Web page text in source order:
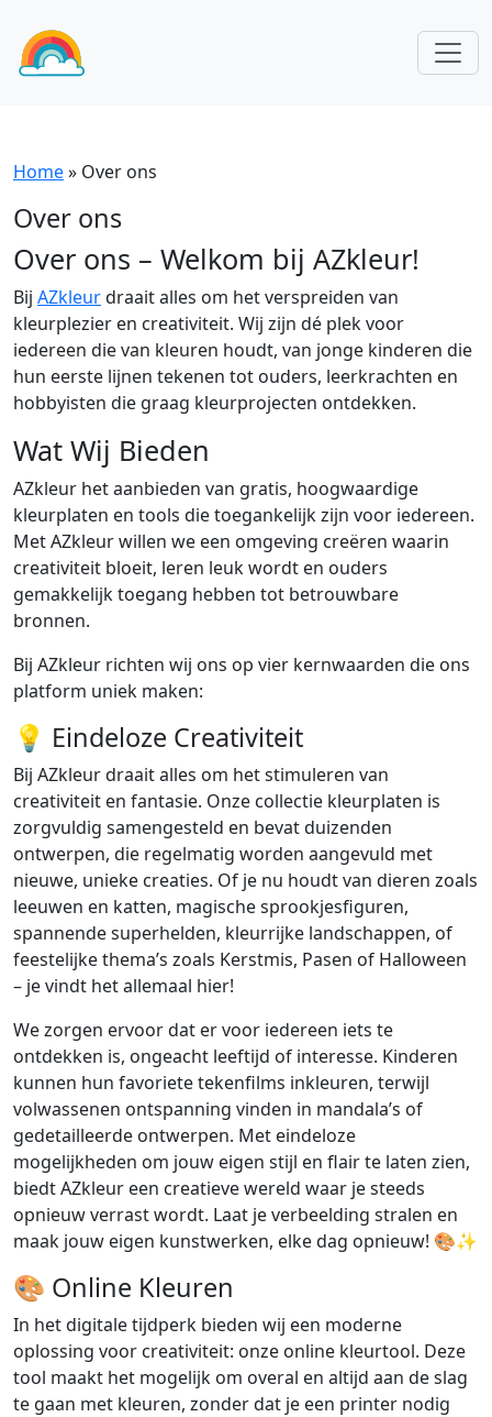
Home» Over ons
Over ons
Over ons – Welkom bij AZkleur!
Bij AZkleurdraait alles om het verspreiden van
kleurplezier en creativiteit. Wij zijn dé plek voor
iedereen die van kleuren houdt, van jonge kinderen die
hun eerste lijnen tekenen tot ouders, leerkrachten en
hobbyisten die graag kleurprojecten ontdekken.
Wat Wij Bieden
AZkleur het aanbieden van gratis, hoogwaardige
kleurplaten en tools die toegankelijk zijn voor iedereen.
Met AZkleur willen we een omgeving creëren waarin
creativiteit bloeit, leren leuk wordt en ouders
gemakkelijk toegang hebben tot betrouwbare
bronnen.
Bij AZkleur richten wij ons op vier kernwaarden die ons
platform uniek maken:
💡 Eindeloze Creativiteit
Bij AZkleur draait alles om het stimuleren van
creativiteit en fantasie. Onze collectie kleurplaten is
zorgvuldig samengesteld en bevat duizenden
ontwerpen, die regelmatig worden aangevuld met
nieuwe, unieke creaties. Of je nu houdt van dieren zoals
leeuwen en katten, magische sprookjesfiguren,
spannende superhelden, kleurrijke landschappen, of
feestelijke thema’s zoals Kerstmis, Pasen of Halloween
– je vindt het allemaal hier!
We zorgen ervoor dat er voor iedereen iets te
ontdekken is, ongeacht leeftijd of interesse. Kinderen
kunnen hun favoriete tekenfilms inkleuren, terwijl
volwassenen ontspanning vinden in mandala’s of
gedetailleerde ontwerpen. Met eindeloze
mogelijkheden om jouw eigen stijl en flair te laten zien,
biedt AZkleur een creatieve wereld waar je steeds
opnieuw verrast wordt. Laat je verbeelding stralen en
maak jouw eigen kunstwerken, elke dag opnieuw! 🎨✨
🎨 Online Kleuren
In het digitale tijdperk bieden wij een moderne
oplossing voor creativiteit: onze online kleurtool. Deze
tool maakt het mogelijk om overal en altijd aan de slag
te gaan met kleuren, zonder dat je een printer nodig